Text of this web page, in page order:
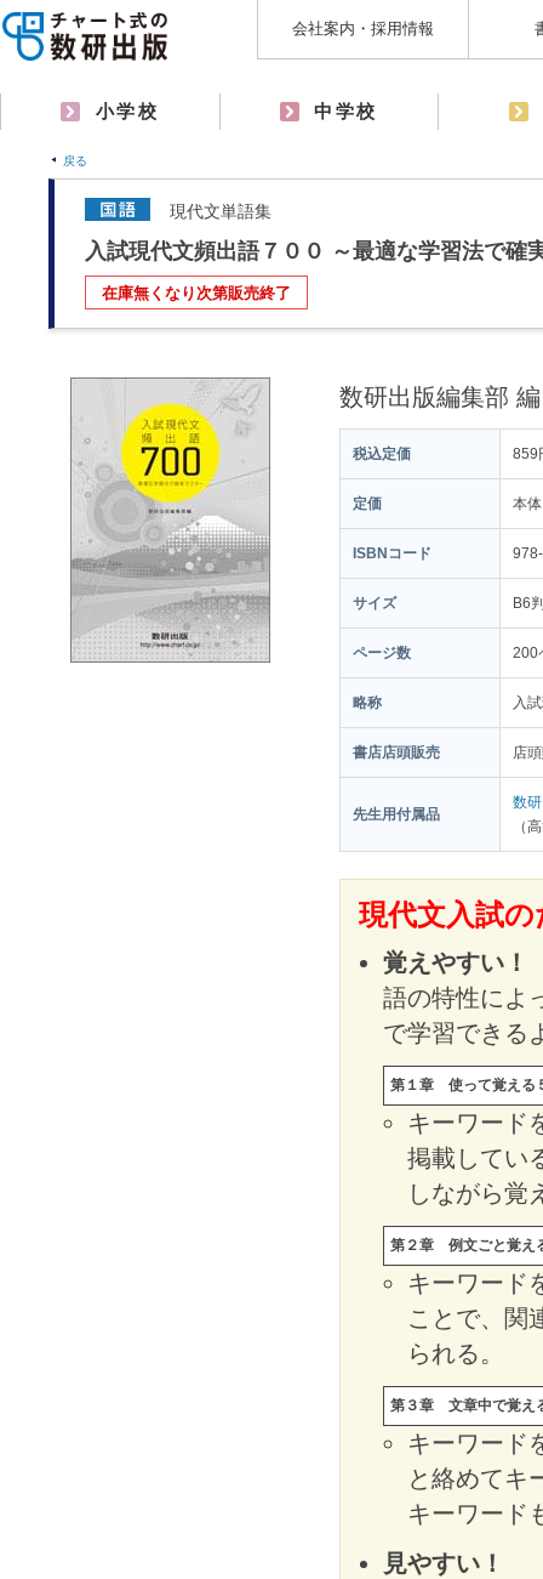
会社案内・採用情報
小学校 中学校
戻る
現代文単語集
入試現代文頻出語７００ ～最適な学習法で確
在庫無くなり次第販売終了
数研出版編集部 編
税込定価 859
定価 本
ISBNコード
サイズ B6
ページ数 200
略称 入
書店店頭販売 店
先生用付属品
数
（
現代文入試
覚えやすい！
語の特性によ
で学習できる
第１章 使って覚える
キーワード
掲載してい
しながら覚
第２章 例文ごと覚え
キーワード
ことで、関
られる。
第３章 文章中で覚え
キーワード
と絡めてキ
キーワード
見やすい！